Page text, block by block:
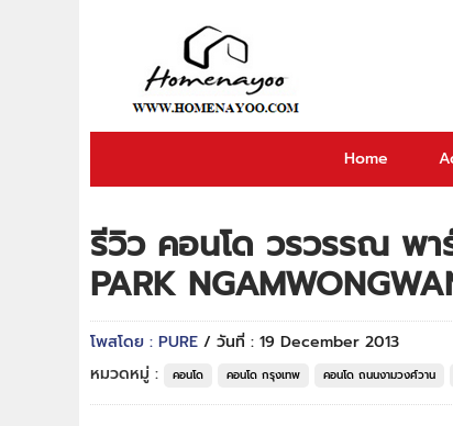
Home
รีวิว คอนโด วรวรรณ พา
PARK
โพสโดย : PURE / วันที่ : 19 December 2013
หมวดหมู่ :
คอนโด คอนโด กรุงเทพ คอนโด ถนนงามวงศ์วาน